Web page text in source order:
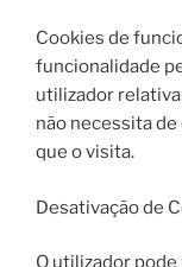
Cookies de
funcionalidade
utilizador
não necessita
que o visita.
Desativação de
O utilizador